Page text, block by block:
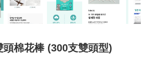
棉花棒 (300支雙頭型)